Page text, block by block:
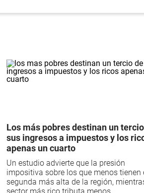
Los más pobres destinan un
sus ingresos a impuestos y los
apenas un cuarto
Un estudio advierte que la presión
impositiva sobre los que menos tienen
segunda más alta de la región,